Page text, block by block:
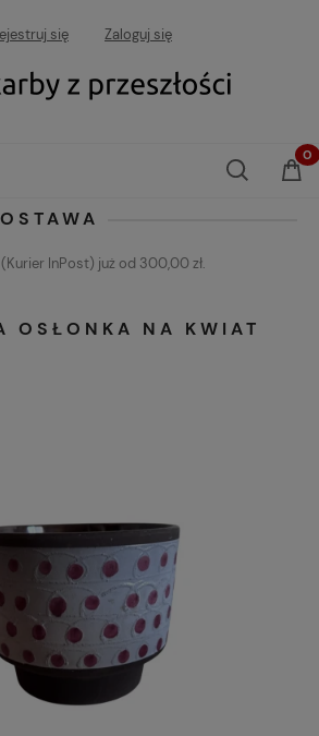
się Zaloguj się
InPost) już od 300,00 zł.
OSŁONKA NA KWIAT